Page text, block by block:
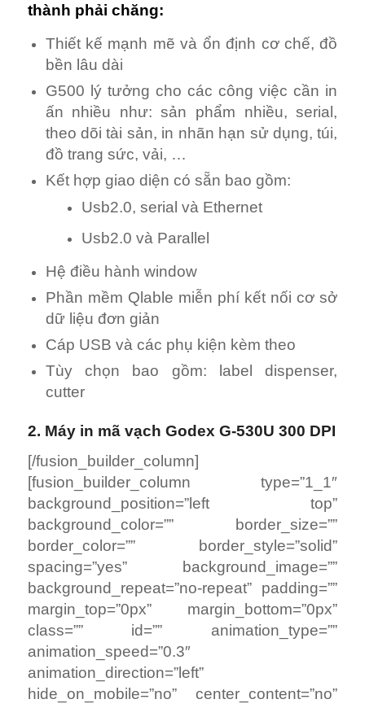
thành phải chăng:
Thiết kế mạnh mẽ và ổn định cơ chế, đồ
bền lâu dài
G500 lý tưởng cho các công việc cần in
ấn nhiều như: sản phẩm nhiều, serial,
theo dõi tài sản, in nhãn hạn sử dụng, túi,
đồ trang sức, vải, …
Kết hợp giao diện có sẵn bao gồm:
Usb2.0, serial và Ethernet
Usb2.0 và Parallel
Hệ điều hành window
Phần mềm Qlable miễn phí kết nối cơ sở
dữ liệu đơn giản
Cáp USB và các phụ kiện kèm theo
Tùy chọn bao gồm: label dispenser,
cutter
2. Máy in mã vạch Godex G-530U 300 DPI
[/fusion_builder_column]
[fusion_builder_column type=”1_1″
background_position=”left top”
background_color=”” border_size=””
border_color=”” border_style=”solid”
spacing=”yes” background_image=””
background_repeat=”no-repeat” padding=””
margin_top=”0px” margin_bottom=”0px”
class=”” id=”” animation_type=””
animation_speed=”0.3″
animation_direction=”left”
hide_on_mobile=”no” center_content=”no”